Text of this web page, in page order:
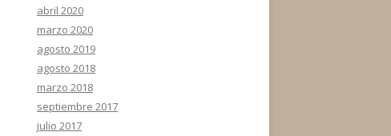
abril 2020
marzo 2020
agosto 2019
agosto 2018
marzo 2018
septiembre 2017
julio 2017